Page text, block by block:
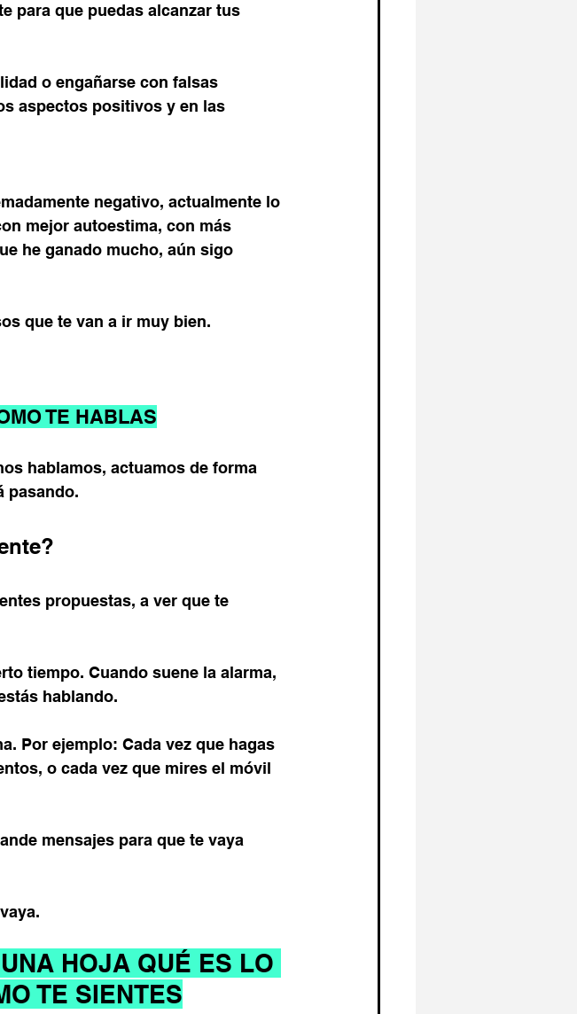
para que puedas alcanzar tus
o engañarse con falsas
aspectos positivos y en las
negativo, actualmente lo
mejor autoestima, con más
he ganado mucho, aún sigo
que te van a ir muy bien.
TE HABLAS
hablamos, actuamos de forma
pasando.
propuestas, a ver que te
tiempo. Cuando suene la alarma,
hablando.
Por ejemplo: Cada vez que hagas
o cada vez que mires el móvil
mensajes para que te vaya
HOJA QUÉ ES LO
TE SIENTES